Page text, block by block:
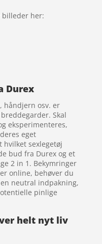
billeder her:
Durex
håndjern osv. er
Skal
eksperimenteres,
eget
hvilket sexlegetøj
bud fra Durex og et
2 in 1. Bekymringer
online, behøver du
neutral indpakning,
pinlige
helt nyt liv